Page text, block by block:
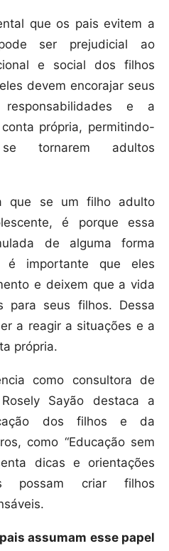
que os pais evitem a
ser prejudicial ao
e social dos filhos
devem encorajar seus
e a
própria, permitindo-
tornarem adultos
que se um filho adulto
é porque essa
de alguma forma
é importante que eles
e deixem que a vida
para seus filhos. Dessa
a reagir a situações e a
própria.
como consultora de
Sayão destaca a
dos filhos e da
como “Educação sem
dicas e orientações
criar filhos
assumam esse papel